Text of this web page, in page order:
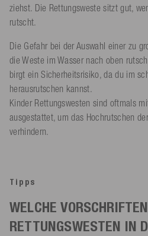
ziehst. Die Rettungsweste sitzt gut,
rutscht.
Die Gefahr bei der Auswahl einer zu
die Weste im Wasser nach oben
birgt ein Sicherheitsrisiko, da du im
herausrutschen kannst.
Kinder Rettungswesten sind oftmals
ausgestattet, um das Hochrutschen
verhindern.
Tipps
WELCHE
RETTUNGSWESTEN IN